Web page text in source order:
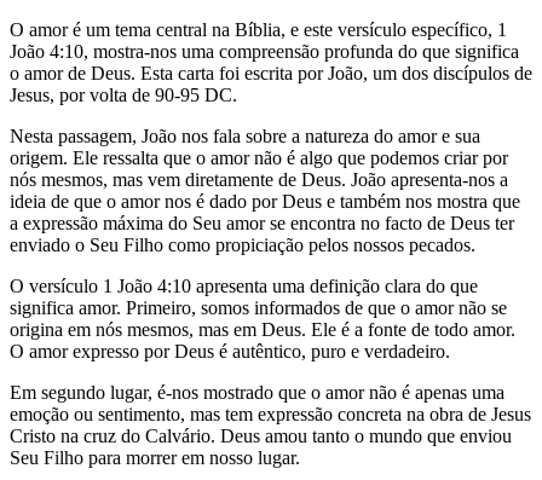
O amor é um tema central na Bíblia, e este versículo específico, 1
João 4:10, mostra-nos uma compreensão profunda do que significa
o amor de Deus. Esta carta foi escrita por João, um dos discípulos de
Jesus, por volta de 90-95 DC.
Nesta passagem, João nos fala sobre a natureza do amor e sua
origem. Ele ressalta que o amor não é algo que podemos criar por
nós mesmos, mas vem diretamente de Deus. João apresenta-nos a
ideia de que o amor nos é dado por Deus e também nos mostra que
a expressão máxima do Seu amor se encontra no facto de Deus ter
enviado o Seu Filho como propiciação pelos nossos pecados.
O versículo 1 João 4:10 apresenta uma definição clara do que
significa amor. Primeiro, somos informados de que o amor não se
origina em nós mesmos, mas em Deus. Ele é a fonte de todo amor.
O amor expresso por Deus é autêntico, puro e verdadeiro.
Em segundo lugar, é-nos mostrado que o amor não é apenas uma
emoção ou sentimento, mas tem expressão concreta na obra de Jesus
Cristo na cruz do Calvário. Deus amou tanto o mundo que enviou
Seu Filho para morrer em nosso lugar.